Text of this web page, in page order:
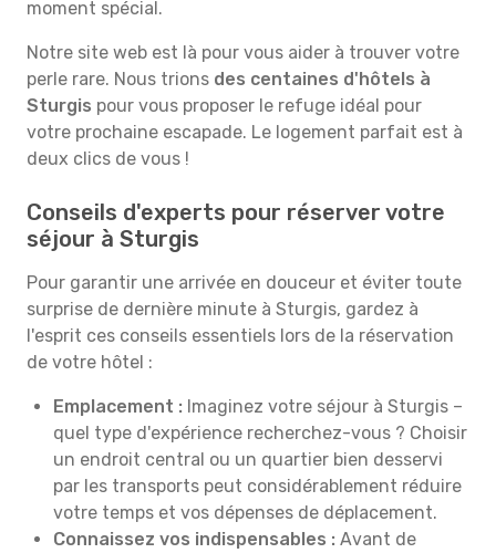
moment spécial.
Notre site web est là pour vous aider à trouver votre
perle rare. Nous trions des centaines d'hôtels à
Sturgis pour vous proposer le refuge idéal pour
votre prochaine escapade. Le logement parfait est à
deux clics de vous !
Conseils d'experts pour réserver votre
séjour à Sturgis
Pour garantir une arrivée en douceur et éviter toute
surprise de dernière minute à Sturgis, gardez à
l'esprit ces conseils essentiels lors de la réservation
de votre hôtel :
Emplacement : Imaginez votre séjour à Sturgis –
quel type d'expérience recherchez-vous ? Choisir
un endroit central ou un quartier bien desservi
par les transports peut considérablement réduire
votre temps et vos dépenses de déplacement.
Connaissez vos indispensables : Avant de